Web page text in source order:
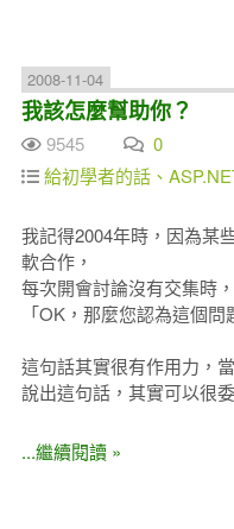
2008-11-04
我該怎麼幫助你？
9545
0
給初學者的話、
我記得2004年時，因為某
軟合作，
每次開會討論沒有交集時
「OK，那麼您認為這個
這句話其實很有作用力，
說出這句話，其實可以很
...繼續閱讀 »